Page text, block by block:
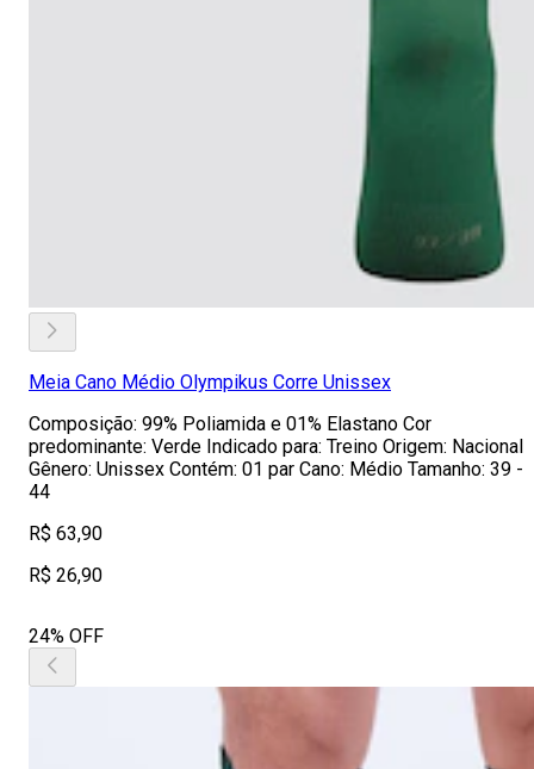
Meia Cano Médio Olympikus Corre Unissex
Composição: 99% Poliamida e 01% Elastano Cor
predominante: Verde Indicado para: Treino Origem: Nacional
Gênero: Unissex Contém: 01 par Cano: Médio Tamanho: 39 -
44
R$ 63,90
R$ 26,90
24% OFF